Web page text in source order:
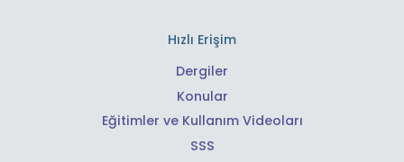
Hızlı Erişim
Dergiler
Konular
Eğitimler ve Kullanım Videoları
SSS